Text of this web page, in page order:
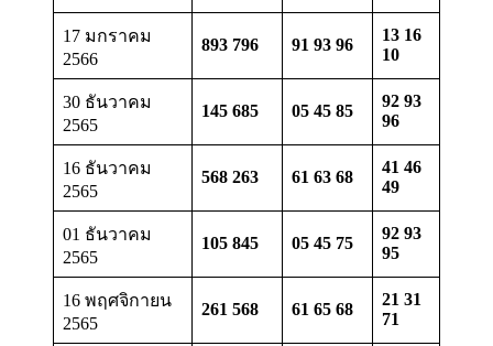
17 มกราคม
2566
893 796 91 93 96
13 16
10
30 ธันวาคม
2565
145 685 05 45 85
92 93
96
16 ธันวาคม
2565
568 263 61 63 68
41 46
49
01 ธันวาคม
2565
105 845 05 45 75
92 93
95
16 พฤศจิกายน
2565
261 568 61 65 68
21 31
71